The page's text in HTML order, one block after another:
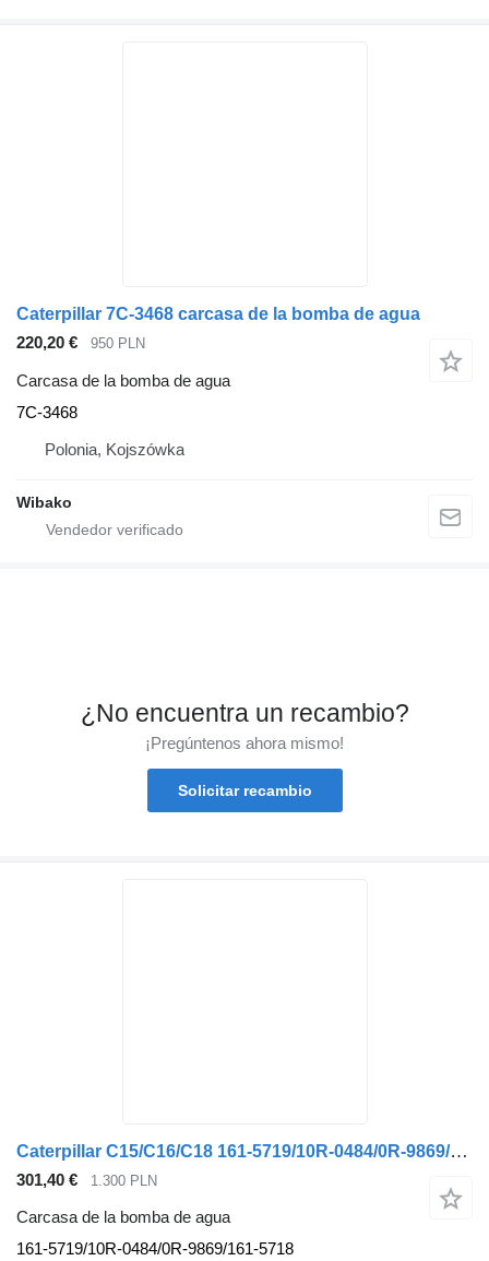
Caterpillar 7C-3468 carcasa de la bomba de agua
220,20 €
950 PLN
Carcasa de la bomba de agua
7C-3468
Polonia, Kojszówka
Wibako
¿No encuentra un recambio?
¡Pregúntenos ahora mismo!
Solicitar recambio
Caterpillar C15/C16/C18 161-5719/10R-0484/0R-9869/161-5718 carcasa de la bomba de agua
301,40 € 1.300 PLN
Carcasa de la bomba de agua
161-5719/10R-0484/0R-9869/161-5718